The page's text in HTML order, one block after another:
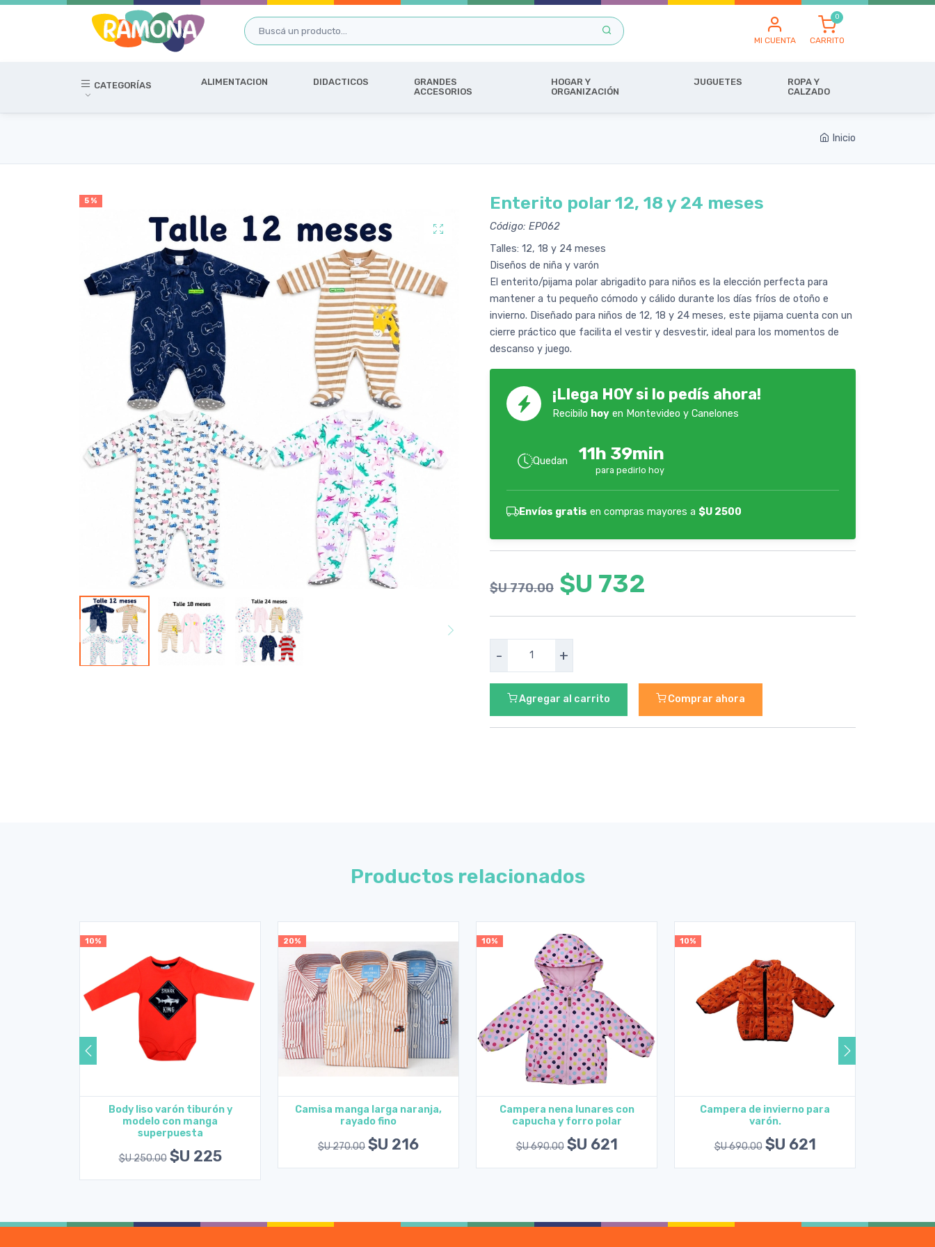
MI CUENTA CARRITO
CATEGORÍAS ALIMENTACION DIDACTICOS
GRANDES
ACCESORIOS
HOGAR Y
ORGANIZACIÓN
JUGUETES
ROPA Y
CALZADO
Inicio
5 % Enterito polar 12, 18 y 24 meses
Código: EP062
Talles: 12, 18 y 24 meses
Diseños de niña y varón
El enterito/pijama polar abrigadito para niños es la elección perfecta para
mantener a tu pequeño cómodo y cálido durante los días fríos de otoño e
invierno. Diseñado para niños de 12, 18 y 24 meses, este pijama cuenta con un
cierre práctico que facilita el vestir y desvestir, ideal para los momentos de
descanso y juego.
¡Llega HOY si lo pedís ahora!
Recibilo hoy en Montevideo y Canelones
Quedan 11h 39min
para pedirlo hoy
Envíos gratis en compras mayores a $U 2500
$U 770.00 $U 732
- +
Agregar al carrito Comprar ahora
Productos relacionados
10%
Ver opciones
Body liso varón tiburón y
modelo con manga
superpuesta
$U 250.00 $U 225
20%
Ver opciones
Camisa manga larga naranja,
rayado fino
$U 270.00 $U 216
10%
Ver opciones
Campera nena lunares con
capucha y forro polar
$U 690.00 $U 621
10%
Agregar al carrito
Campera de invierno para
varón.
$U 690.00 $U 621